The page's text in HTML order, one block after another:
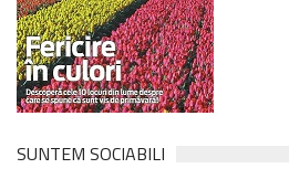
SUNTEM SOCIABILI